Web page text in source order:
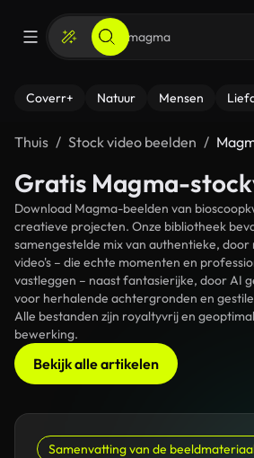
Coverr+ Natuur Mensen
Thuis Stock video beelden
Gratis Magma-
Download Magma-beelden van
creatieve projecten. Onze bibliotheek
samengestelde mix van authentieke, door
video's – die echte momenten en
vastleggen – naast fantasierijke, door AI
voor herhalende achtergronden en
Alle bestanden zijn royaltyvrij en
bewerking.
Bekijk alle artikelen
Samenvatting van de